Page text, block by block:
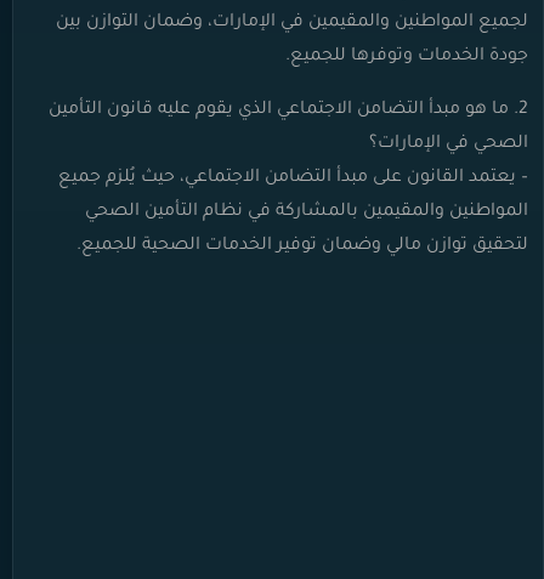
لجميع المواطنين والمقيمين في الإمارات، وضمان التوازن بين
جودة الخدمات وتوفرها للجميع.
2. ما هو مبدأ التضامن الاجتماعي الذي يقوم عليه قانون التأمين
الصحي في الإمارات؟
– يعتمد القانون على مبدأ التضامن الاجتماعي، حيث يُلزم جميع
المواطنين والمقيمين بالمشاركة في نظام التأمين الصحي
لتحقيق توازن مالي وضمان توفير الخدمات الصحية للجميع.